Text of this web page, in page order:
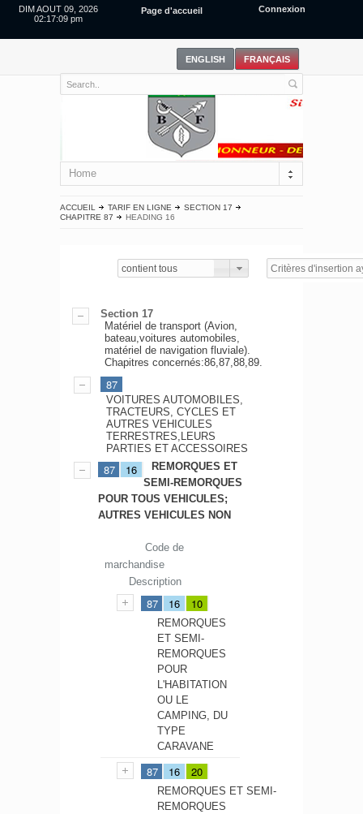
DIM AOUT 09, 2026
02:17:10 pm
Page d'accueil Connexion
Home
ACCUEIL TARIF EN LIGNE
SECTION 17
CHAPITRE 87
HEADING 16
contient tous
Section 17
Matériel de transport (Avion,
bateau,voitures automobiles,
matériel de navigation fluviale).
Chapitres concernés:86,87,88,89.
87
VOITURES AUTOMOBILES,
TRACTEURS, CYCLES ET
AUTRES VEHICULES
TERRESTRES,LEURS
PARTIES ET ACCESSOIRES
87 16
REMORQUES ET
SEMI-REMORQUES
POUR TOUS VEHICULES;
AUTRES VEHICULES NON
Code de
marchandise
Description
87 16 10
REMORQUES
ET SEMI-
REMORQUES
POUR
L'HABITATION
OU LE
CAMPING, DU
TYPE
CARAVANE
87 16 20
REMORQUES ET SEMI-
REMORQUES